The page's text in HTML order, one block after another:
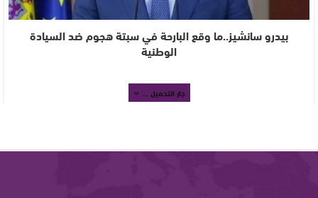
بيدرو سانشيز..ما وقع البارحة في سبتة هجوم ضد السيادة
الوطنية
جار التحميل ...